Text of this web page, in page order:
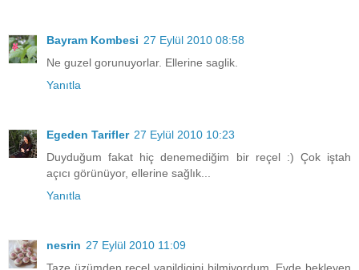
Bayram Kombesi 27 Eylül 2010 08:58
Ne guzel gorunuyorlar. Ellerine saglik.
Yanıtla
Egeden Tarifler 27 Eylül 2010 10:23
Duyduğum fakat hiç denemediğim bir reçel :) Çok iştah
açıcı görünüyor, ellerine sağlık...
Yanıtla
nesrin 27 Eylül 2010 11:09
Taze üzümden recel yapildigini bilmiyordum. Evde bekleyen